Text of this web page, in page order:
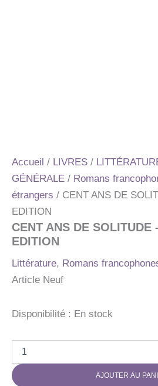
Accueil / LIVRES /
GÉNÉRALE / Romans
étrangers / CENT ANS DE
EDITION
CENT ANS DE SOLITUDE
EDITION
Littérature, Romans
Article Neuf
Disponibilité : En stock
CENT
ANS
AJOUTER AU